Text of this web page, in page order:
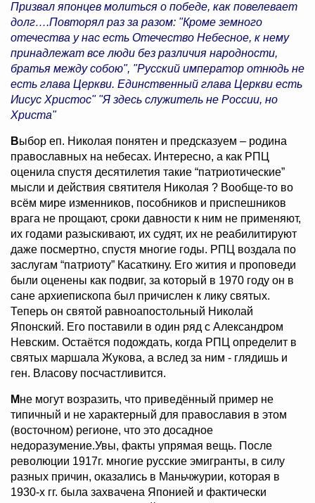
Призвал японцев молиться о победе, как повелевает
долг….Повторял раз за разом: "Кроме земного
отечества у нас есть Отечество Небесное, к нему
принадлежат все люди без различия народности,
братья между собою", "Русский император отнюдь не
есть глава Церкви. Единственный глава Церкви есть
Иисус Христос" "Я здесь служитель не России, но
Христа"
Выбор еп. Николая понятен и предсказуем – родина
православных на небесах. Интересно, а как РПЦ
оценила спустя десятилетия такие “патриотические”
мысли и действия святителя Николая ? Вообще-то во
всём мире изменников, пособников и приспешников
врага не прощают, сроки давности к ним не применяют,
их годами разыскивают, их судят, их не реабилитируют
даже посмертно, спустя многие годы. РПЦ воздала по
заслугам “патриоту” Касаткину. Его жития и проповеди
были оценены как подвиг, за который в 1970 году он в
сане архиепископа был причислен к лику святых.
Теперь он cвятой равноапостольный Николай
Японский. Его поставили в один ряд с Александром
Невским. Остаётся подождать, когда РПЦ определит в
святых маршала Жукова, а вслед за ним - глядишь и
ген. Власову посчастливится.
Мне могут возразить, что приведённый пример не
типичный и не характерный для православия в этом
(восточном) регионе, что это досадное
недоразумение.Увы, факты упрямая вещь. После
революции 1917г. многие русские эмигранты, в силу
разных причин, оказались в Маньчжурии, которая в
1930-х гг. была захвачена Японией и фактически